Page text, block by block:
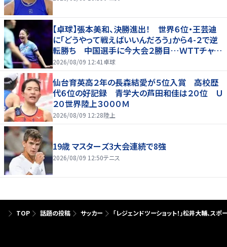
【卓球】張本美和、決勝進出！ 世界６位・王芸迪
に「どうやって戦えばいいんだろう」から４-２で逆
転勝ち 中国選手に今大会２勝目…ＷＴＴチャン
ピオンズ横浜
2026/08/09 12:41 卓球
仙台育英高２年の長森結愛が５位入賞 高校歴
代６位の好記録 青学大の芦田和佳は２０位 Ｕ
２０世界陸上３０００Ｍ
2026/08/09 12:28陸上
19歳 マスターズ3大会連続で8強
2026/08/09 12:50テニス
TOP 話題の投稿 サッカー 「レジェンドツーショット！」松井大輔、